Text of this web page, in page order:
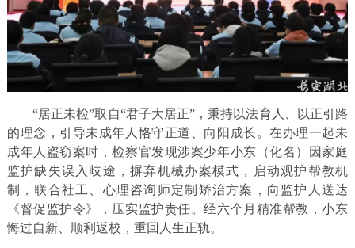
“居正未检”取自“君子大居正”，秉持以法育人、以正引路
的理念，引导未成年人恪守正道、向阳成长。在办理一起未
成年人盗窃案时，检察官发现涉案少年小东（化名）因家庭
监护缺失误入歧途，摒弃机械办案模式，启动观护帮教机
制，联合社工、心理咨询师定制矫治方案，向监护人送达
《督促监护令》，压实监护责任。经六个月精准帮教，小东
悔过自新、顺利返校，重回人生正轨。